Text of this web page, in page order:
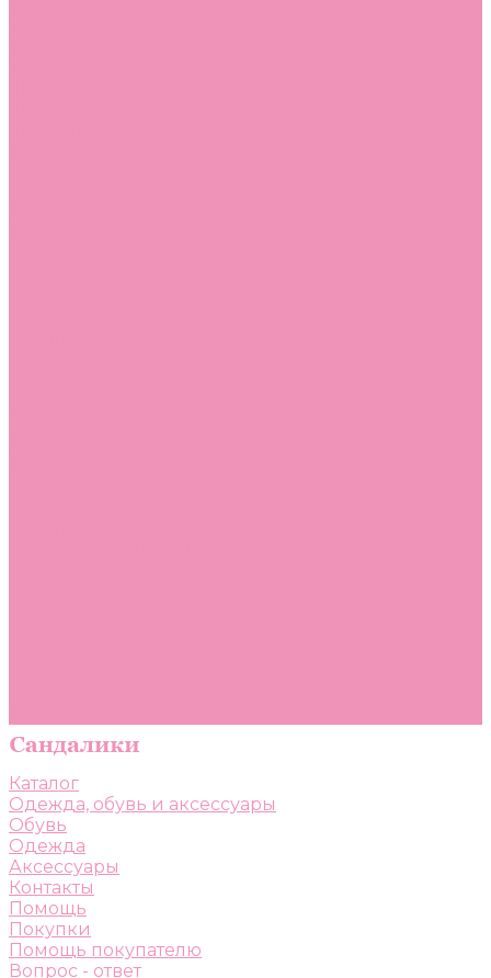
Каталог
Одежда, обувь и аксессуары
Обувь
Одежда
Аксессуары
Контакты
Помощь
Покупки
Помощь покупателю
Вопрос - ответ